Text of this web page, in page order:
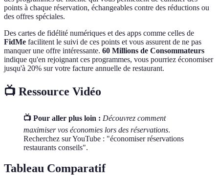
points à chaque réservation, échangeables contre des réductions ou
des offres spéciales.
Des cartes de fidélité numériques et des apps comme celles de
FidMe facilitent le suivi de ces points et vous assurent de ne pas
manquer une offre intéressante. 60 Millions de Consommateurs
indique qu'en rejoignant ces programmes, vous pourriez économiser
jusqu'à 20% sur votre facture annuelle de restaurant.
📺 Ressource Vidéo
📺 Pour aller plus loin : Découvrez comment
maximiser vos économies lors des réservations.
Recherchez sur YouTube : "économiser réservations
restaurants conseils".
Tableau Comparatif